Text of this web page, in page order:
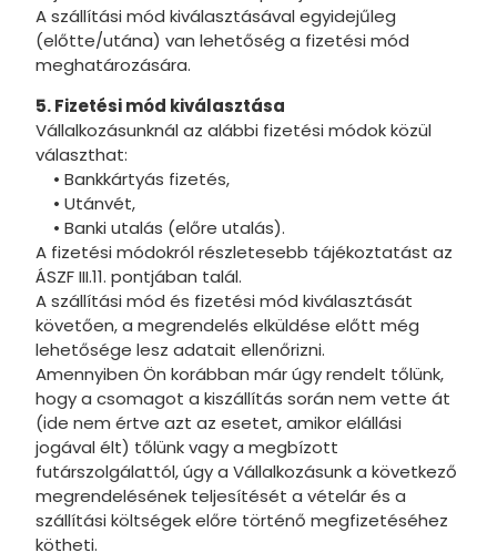
A szállítási mód kiválasztásával egyidejűleg
(előtte/utána) van lehetőség a fizetési mód
meghatározására.
5. Fizetési mód kiválasztása
Vállalkozásunknál az alábbi fizetési módok közül
választhat:
• Bankkártyás fizetés,
• Utánvét,
• Banki utalás (előre utalás).
A fizetési módokról részletesebb tájékoztatást az
ÁSZF III.11. pontjában talál.
A szállítási mód és fizetési mód kiválasztását
követően, a megrendelés elküldése előtt még
lehetősége lesz adatait ellenőrizni.
Amennyiben Ön korábban már úgy rendelt tőlünk,
hogy a csomagot a kiszállítás során nem vette át
(ide nem értve azt az esetet, amikor elállási
jogával élt) tőlünk vagy a megbízott
futárszolgálattól, úgy a Vállalkozásunk a következő
megrendelésének teljesítését a vételár és a
szállítási költségek előre történő megfizetéséhez
kötheti.